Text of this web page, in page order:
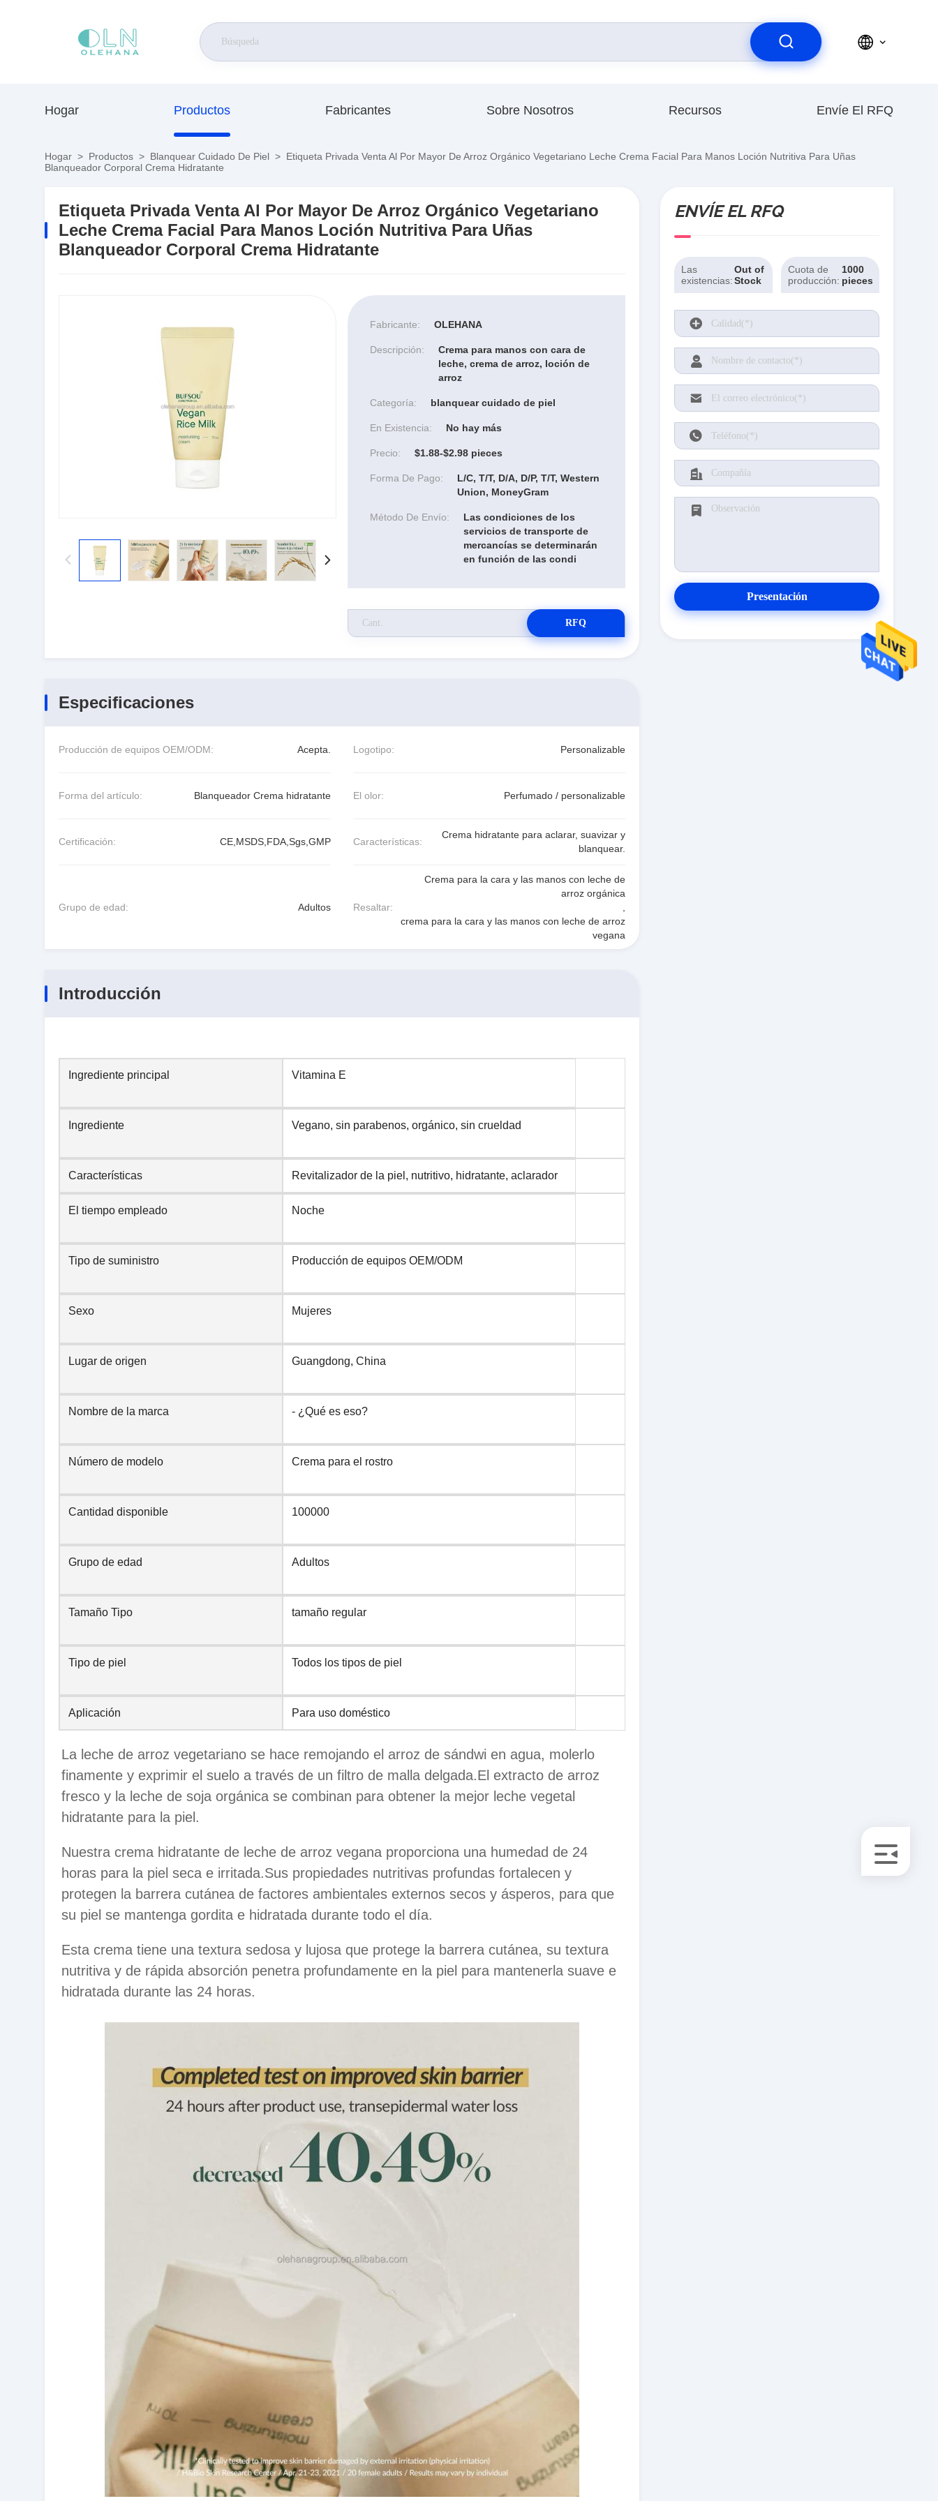
Hogar Productos Fabricantes Sobre Nosotros Recursos Envíe El RFQ
Hogar > Productos > Blanquear Cuidado De Piel > Etiqueta Privada Venta Al Por Mayor De Arroz Orgánico Vegetariano Leche Crema Facial Para Manos Loción Nutritiva Para Uñas
Blanqueador Corporal Crema Hidratante
Etiqueta Privada Venta Al Por Mayor De Arroz Orgánico Vegetariano
Leche Crema Facial Para Manos Loción Nutritiva Para Uñas
Blanqueador Corporal Crema Hidratante
Fabricante: OLEHANA
Descripción:
Crema para manos con cara de
leche, crema de arroz, loción de
arroz
Categoría: blanquear cuidado de piel
En Existencia: No hay más
Precio: $1.88-$2.98 pieces
Forma De Pago:
L/C, T/T, D/A, D/P, T/T, Western
Union, MoneyGram
Método De Envío:
Las condiciones de los
servicios de transporte de
mercancías se determinarán
en función de las condi
RFQ
Especificaciones
Producción de equipos OEM/ODM: Acepta. Logotipo: Personalizable
Forma del artículo: Blanqueador Crema hidratante El olor: Perfumado / personalizable
Certificación: CE,MSDS,FDA,Sgs,GMP Características:
Crema hidratante para aclarar, suavizar y
blanquear.
Grupo de edad: Adultos Resaltar:
Crema para la cara y las manos con leche de
arroz orgánica
crema para la cara y las manos con leche de arroz
vegana
Introducción
Ingrediente principal Vitamina E
Ingrediente Vegano, sin parabenos, orgánico, sin crueldad
Características Revitalizador de la piel, nutritivo, hidratante, aclarador
El tiempo empleado Noche
Tipo de suministro Producción de equipos OEM/ODM
Sexo Mujeres
Lugar de origen Guangdong, China
Nombre de la marca - ¿Qué es eso?
Número de modelo Crema para el rostro
Cantidad disponible 100000
Grupo de edad Adultos
Tamaño Tipo tamaño regular
Tipo de piel Todos los tipos de piel
Aplicación Para uso doméstico
La leche de arroz vegetariano se hace remojando el arroz de sándwi en agua, molerlo
finamente y exprimir el suelo a través de un filtro de malla delgada.El extracto de arroz
fresco y la leche de soja orgánica se combinan para obtener la mejor leche vegetal
hidratante para la piel.
Nuestra crema hidratante de leche de arroz vegana proporciona una humedad de 24
horas para la piel seca e irritada.Sus propiedades nutritivas profundas fortalecen y
protegen la barrera cutánea de factores ambientales externos secos y ásperos, para que
su piel se mantenga gordita e hidratada durante todo el día.
Esta crema tiene una textura sedosa y lujosa que protege la barrera cutánea, su textura
nutritiva y de rápida absorción penetra profundamente en la piel para mantenerla suave e
hidratada durante las 24 horas.
ENVÍE EL RFQ
Las
existencias:
Out of
Stock
Cuota de
producción:
1000
pieces
Presentación